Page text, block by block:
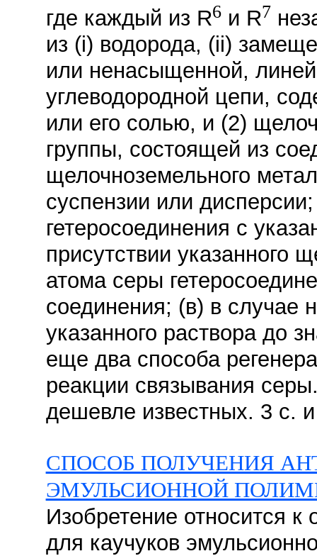
где каждый из R6и R7
из (i) водорода, (ii)
или ненасыщенной,
углеводородной цепи,
или его солью, и (2)
группы, состоящей из
щелочноземельного
суспензии или
гетеросоединения с
присутствии указанного
атома серы
соединения; (в) в случае
указанного раствора до
еще два способа
реакции связывания
дешевле известных. 3 с.
СПОСОБ ПОЛУЧЕНИЯ
ЭМУЛЬСИОННОЙ
Изобретение относится к
для каучуков